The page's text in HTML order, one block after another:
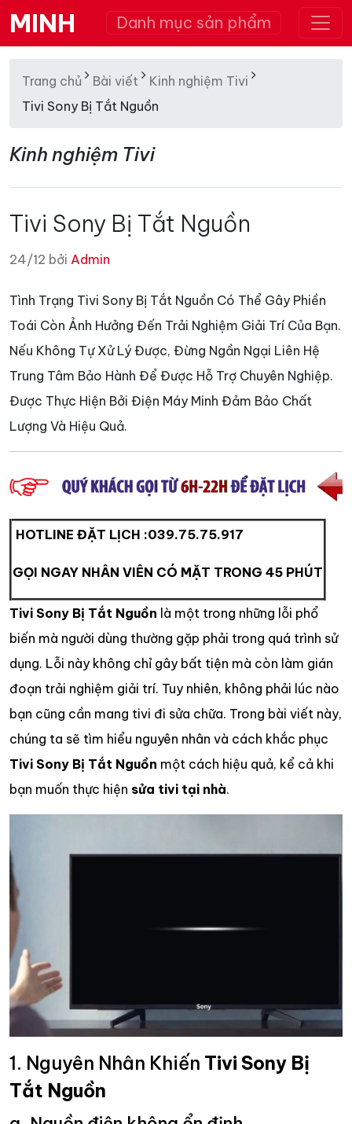
MINH Danh mục sản phẩm
Trang chủ Bài viết
Kinh nghiệm Tivi
Tivi Sony Bị Tắt Nguồn
Kinh nghiệm Tivi
Tivi Sony Bị Tắt Nguồn
24/12 bởi Admin
Tình Trạng Tivi Sony Bị Tắt Nguồn Có Thể Gây Phiền
Toái Còn Ảnh Hưởng Đến Trải Nghiệm Giải Trí Của Bạn.
Nếu Không Tự Xử Lý Được, Đừng Ngần Ngại Liên Hệ
Trung Tâm Bảo Hành Để Được Hỗ Trợ Chuyên Nghiệp.
Được Thực Hiện Bởi Điện Máy Minh Đảm Bảo Chất
Lượng Và Hiệu Quả.
HOTLINE ĐẶT LỊCH :039.75.75.917
GỌI NGAY NHÂN VIÊN CÓ MẶT TRONG 45 PHÚT
Tivi Sony Bị Tắt Nguồn là một trong những lỗi phổ
biến mà người dùng thường gặp phải trong quá trình sử
dụng. Lỗi này không chỉ gây bất tiện mà còn làm gián
đoạn trải nghiệm giải trí. Tuy nhiên, không phải lúc nào
bạn cũng cần mang tivi đi sửa chữa. Trong bài viết này,
chúng ta sẽ tìm hiểu nguyên nhân và cách khắc phục
Tivi Sony Bị Tắt Nguồn một cách hiệu quả, kể cả khi
bạn muốn thực hiện sửa tivi tại nhà.
1. Nguyên Nhân Khiến Tivi Sony Bị
Tắt Nguồn